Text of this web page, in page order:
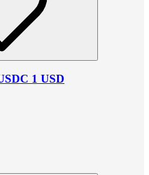
1 USD